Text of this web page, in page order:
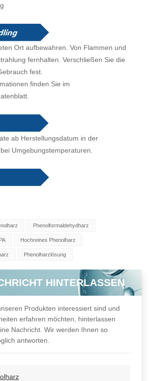
Ort aufbewahren. Von Flammen und
fernhalten. Verschließen Sie die
fest.
finden Sie im
ab Herstellungsdatum in der
Umgebungstemperaturen.
Phenolformaldehydharz
Hochreines Phenolharz
Phenolharzlösung
HINTERLASSEN
Produkten interessiert sind und
erfahren möchten, hinterlassen
Nachricht. Wir werden Ihnen so
antworten.